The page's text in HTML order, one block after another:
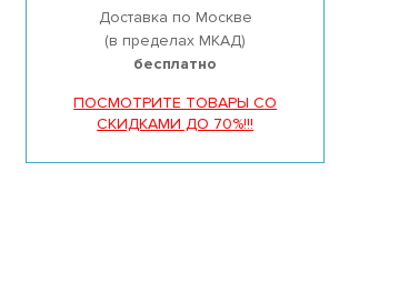
Доставка по Москве
(в пределах МКАД)
бесплатно
ПОСМОТРИТЕ ТОВАРЫ СО
СКИДКАМИ ДО 70%!!!